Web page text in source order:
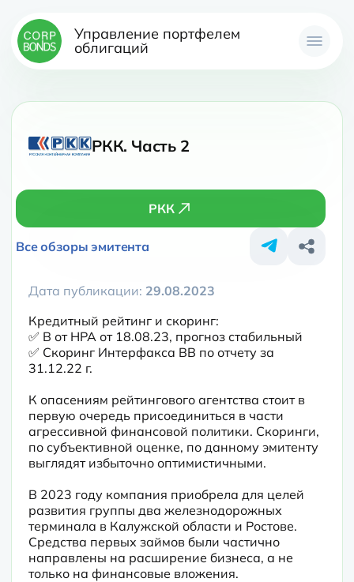
Управление портфелем
облигаций
РКК. Часть 2
РКК
Все обзоры эмитента
Дата публикации: 29.08.2023
Кредитный рейтинг и скоринг:
✅ B от НРА от 18.08.23, прогноз стабильный
✅ Скоринг Интерфакса BB по отчету за
31.12.22 г.
К опасениям рейтингового агентства стоит в
первую очередь присоединиться в части
агрессивной финансовой политики. Скоринги,
по субъективной оценке, по данному эмитенту
выглядят избыточно оптимистичными.
В 2023 году компания приобрела для целей
развития группы два железнодорожных
терминала в Калужской области и Ростове.
Средства первых займов были частично
направлены на расширение бизнеса, а не
только на финансовые вложения.